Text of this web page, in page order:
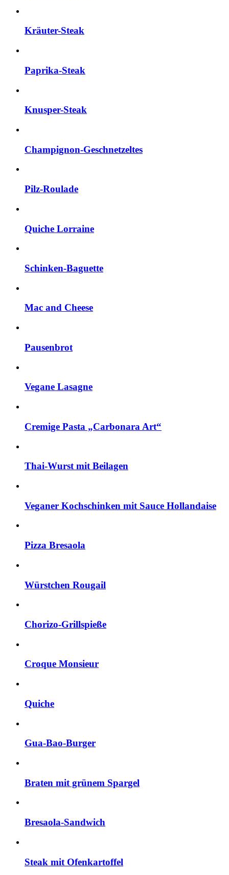
Kräuter-Steak
Paprika-Steak
Knusper-Steak
Champignon-Geschnetzeltes
Pilz-Roulade
Quiche Lorraine
Schinken-Baguette
Mac and Cheese
Pausenbrot
Vegane Lasagne
Cremige Pasta „Carbonara Art“
Thai-Wurst mit Beilagen
Veganer Kochschinken mit Sauce Hollandaise
Pizza Bresaola
Würstchen Rougail
Chorizo-Grillspieße
Croque Monsieur
Quiche
Gua-Bao-Burger
Braten mit grünem Spargel
Bresaola-Sandwich
Steak mit Ofenkartoffel